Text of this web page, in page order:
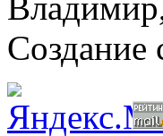
Создание